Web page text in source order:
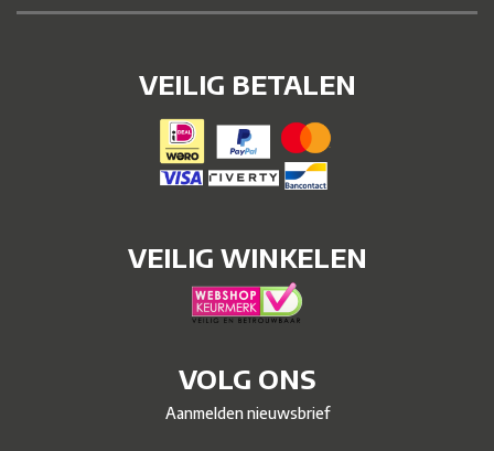
VEILIG BETALEN
VEILIG WINKELEN
VOLG ONS
Aanmelden nieuwsbrief